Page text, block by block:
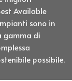
Available
sono in
gamma di
possibile.